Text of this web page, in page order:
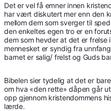
Det er vel få emner innen
har vært diskutert mer enn den
mellom dem som sverger til
den enkeltes egen tro er en
dem som hevder at det er frelse
mennesket er syndig fra
barnet er salig/ frelst og Guds
Bibelen sier tydelig at det er
om hva «den rette» dåpen går
opp gjennom kristendommens
lærde.